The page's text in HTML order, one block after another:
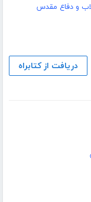
و دفاع مقدس
دریافت از کتابراه